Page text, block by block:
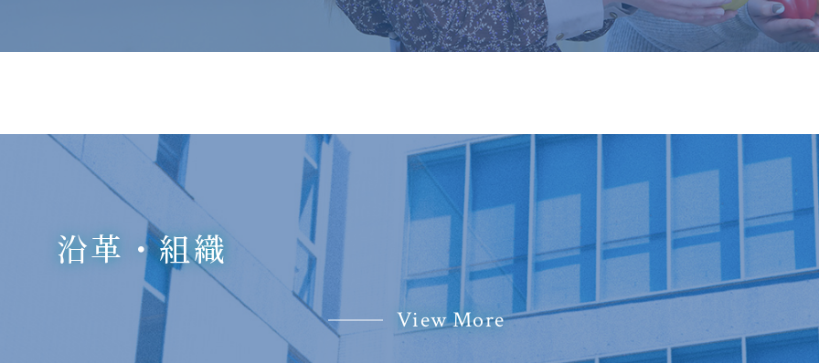
沿革・組織
View More